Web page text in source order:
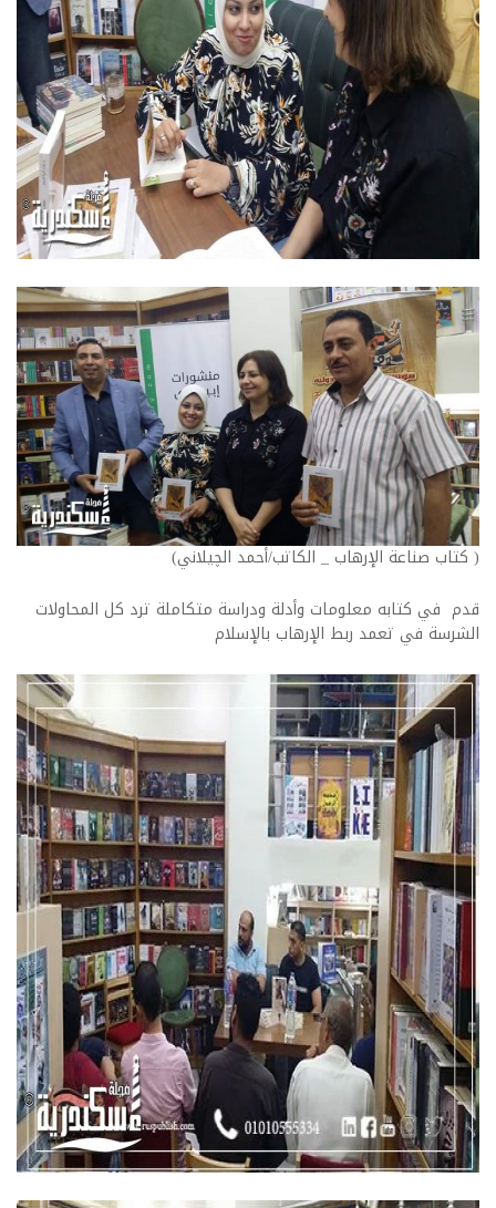
( كتاب صناعة الإرهاب _ الكاتب/أحمد الچيلاني)
قدم في كتابه معلومات وأدلة ودراسة متكاملة ترد كل المحاولات
الشرسة في تعمد ربط الإرهاب بالإسلام